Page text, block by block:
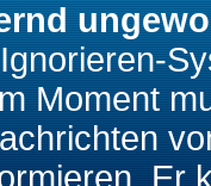
Moment
Er